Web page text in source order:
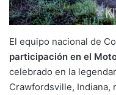
El equipo nacional de
participación en el
celebrado en la
Crawfordsville, Indiana,